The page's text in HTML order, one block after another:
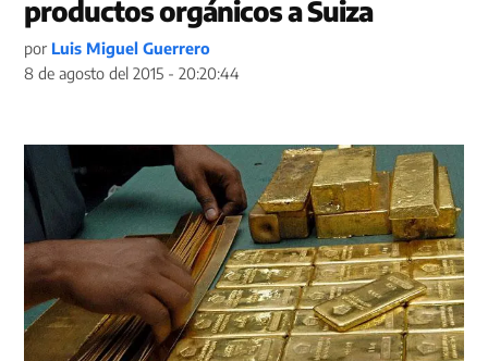
productos orgánicos a Suiza
por Luis Miguel Guerrero
8 de agosto del 2015 - 20:20:44